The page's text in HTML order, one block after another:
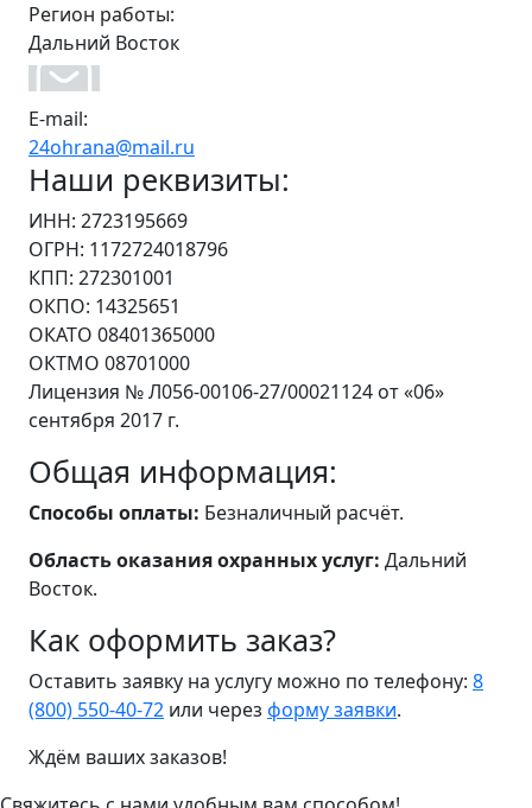
Регион работы:
Дальний Восток
E-mail:
24ohrana@mail.ru
Наши реквизиты:
ИНН: 2723195669
ОГРН: 1172724018796
КПП: 272301001
ОКПО: 14325651
ОКАТО 08401365000
ОКТМО 08701000
Лицензия № Л056-00106-27/00021124 от «06»
сентября 2017 г.
Общая информация:
Способы оплаты: Безналичный расчёт.
Область оказания охранных услуг: Дальний
Восток.
Как оформить заказ?
Оставить заявку на услугу можно по телефону: 8
(800) 550-40-72 или через форму заявки.
Ждём ваших заказов!